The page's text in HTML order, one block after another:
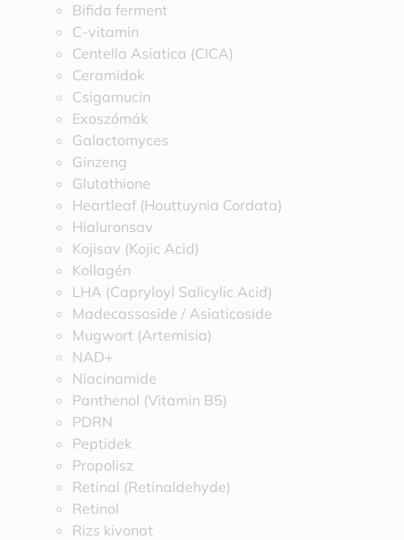
Bifida ferment
C-vitamin
Centella Asiatica (CICA)
Ceramidok
Csigamucin
Exoszómák
Galactomyces
Ginzeng
Glutathione
Heartleaf (Houttuynia Cordata)
Hialuronsav
Kojisav (Kojic Acid)
Kollagén
LHA (Capryloyl Salicylic Acid)
Madecassoside / Asiaticoside
Mugwort (Artemisia)
NAD+
Niacinamide
Panthenol (Vitamin B5)
PDRN
Peptidek
Propolisz
Retinal (Retinaldehyde)
Retinol
Rizs kivonat